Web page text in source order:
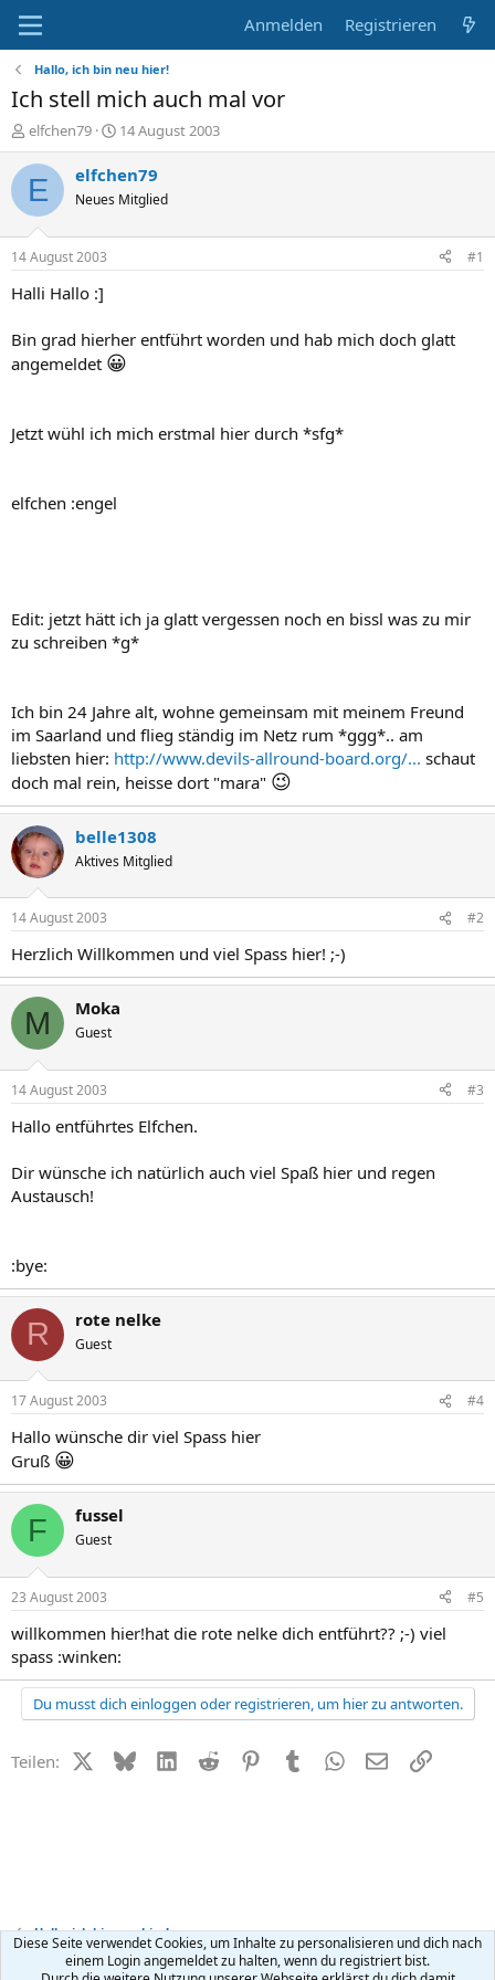
Anmelden Registrieren
Hallo, ich bin neu hier!
Ich stell mich auch mal vor
E
r
s
e
r
elfchen79
E
r
s
e
t
14 August 2003
E elfchen79
Neues Mitglied
14 August 2003 #1
Halli Hallo :]
Bin grad hierher entführt worden und hab mich doch glatt
angemeldet 😀
Jetzt wühl ich mich erstmal hier durch *sfg*
elfchen :engel
Edit: jetzt hätt ich ja glatt vergessen noch en bissl was zu mir
zu schreiben *g*
Ich bin 24 Jahre alt, wohne gemeinsam mit meinem Freund
im Saarland und flieg ständig im Netz rum *ggg*.. am
liebsten hier: http://www.devils-allround-board.org/... schaut
doch mal rein, heisse dort "mara" 😉
belle1308
Aktives Mitglied
14 August 2003 #2
Herzlich Willkommen und viel Spass hier! ;-)
M Moka
Guest
14 August 2003 #3
Hallo entführtes Elfchen.
Dir wünsche ich natürlich auch viel Spaß hier und regen
Austausch!
:bye:
R rote nelke
Guest
17 August 2003 #4
Hallo wünsche dir viel Spass hier
Gruß 😀
F fussel
Guest
23 August 2003 #5
willkommen hier!hat die rote nelke dich entführt?? ;-) viel
spass :winken:
Du musst dich einloggen oder registrieren, um hier zu antworten.
Teilen: X (Twitter)
BlueskyLinkedIn
Reddit PinterestTumblr WhatsApp
E-MailLink
Hallo, ich bin neu hier!
Diese Seite verwendet Cookies, um Inhalte zu personalisieren und dich nach
einem Login angemeldet zu halten, wenn du registriert bist.